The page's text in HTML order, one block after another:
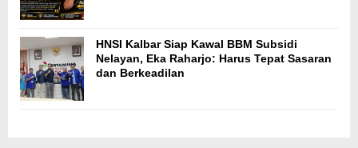
HNSI Kalbar Siap Kawal BBM Subsidi
Nelayan, Eka Raharjo: Harus Tepat Sasaran
dan Berkeadilan